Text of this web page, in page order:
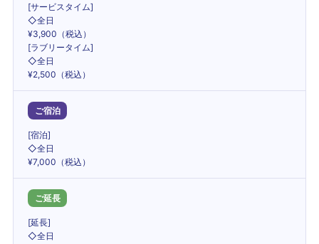
[サービスタイム]
◇全日
¥3,900（税込）
[ラブリータイム]
◇全日
¥2,500（税込）
ご宿泊
[宿泊]
◇全日
¥7,000（税込）
ご延長
[延長]
◇全日